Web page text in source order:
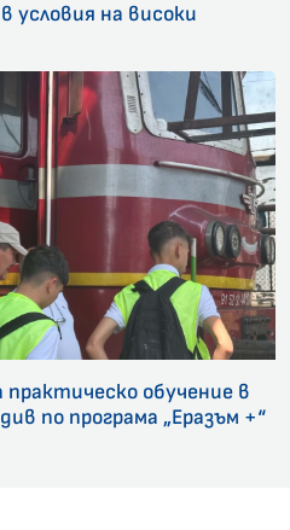
условия на високи
обучение в
по програма „Еразъм +“